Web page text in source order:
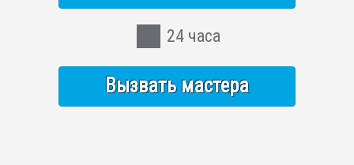
24 часа
Вызвать мастера